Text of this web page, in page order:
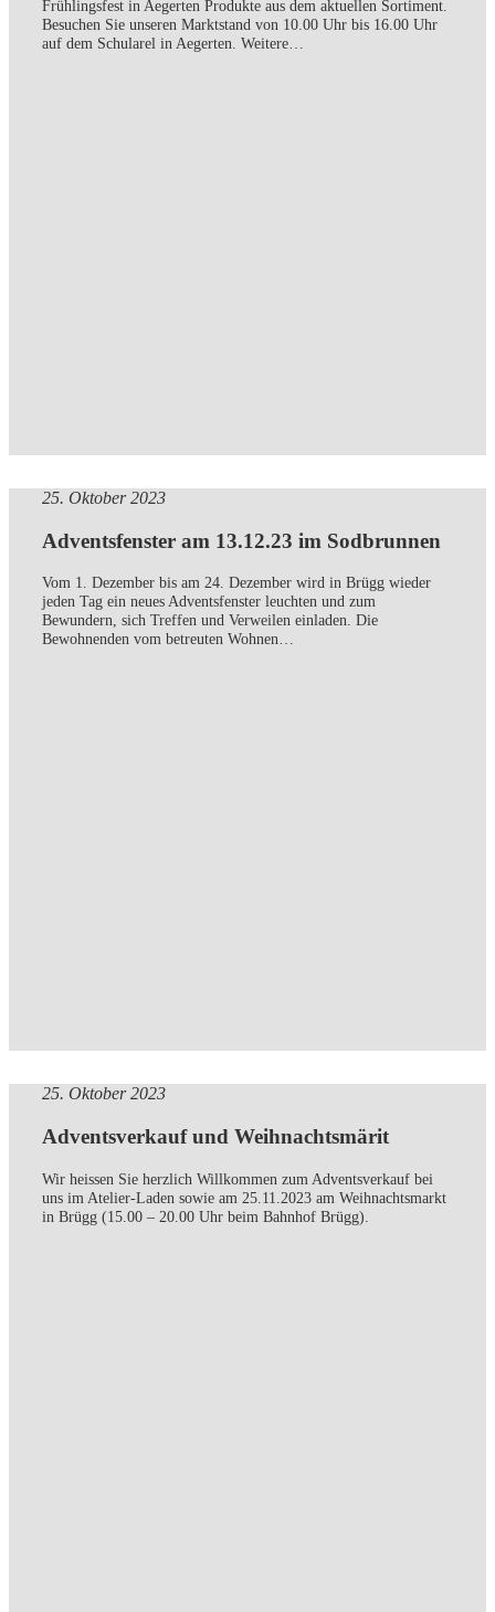
Frühlingsfest in Aegerten Produkte aus dem aktuellen Sortiment.
Besuchen Sie unseren Marktstand von 10.00 Uhr bis 16.00 Uhr
auf dem Schularel in Aegerten. Weitere…
25. Oktober 2023
Adventsfenster am 13.12.23 im Sodbrunnen
Vom 1. Dezember bis am 24. Dezember wird in Brügg wieder
jeden Tag ein neues Adventsfenster leuchten und zum
Bewundern, sich Treffen und Verweilen einladen. Die
Bewohnenden vom betreuten Wohnen…
25. Oktober 2023
Adventsverkauf und Weihnachtsmärit
Wir heissen Sie herzlich Willkommen zum Adventsverkauf bei
uns im Atelier-Laden sowie am 25.11.2023 am Weihnachtsmarkt
in Brügg (15.00 – 20.00 Uhr beim Bahnhof Brügg).